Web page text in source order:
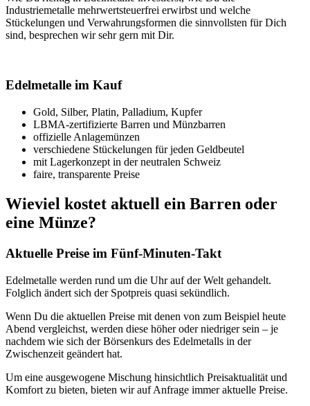
Industriemetalle mehrwertsteuerfrei erwirbst und welche
Stückelungen und Verwahrungsformen die sinnvollsten für Dich
sind, besprechen wir sehr gern mit Dir.
Edelmetalle im Kauf
Gold, Silber, Platin, Palladium, Kupfer
LBMA-zertifizierte Barren und Münzbarren
offizielle Anlagemünzen
verschiedene Stückelungen für jeden Geldbeutel
mit Lagerkonzept in der neutralen Schweiz
faire, transparente Preise
Wieviel kostet aktuell ein Barren oder
eine Münze?
Aktuelle Preise im Fünf-Minuten-Takt
Edelmetalle werden rund um die Uhr auf der Welt gehandelt.
Folglich ändert sich der Spotpreis quasi sekündlich.
Wenn Du die aktuellen Preise mit denen von zum Beispiel heute
Abend vergleichst, werden diese höher oder niedriger sein – je
nachdem wie sich der Börsenkurs des Edelmetalls in der
Zwischenzeit geändert hat.
Um eine ausgewogene Mischung hinsichtlich Preisaktualität und
Komfort zu bieten, bieten wir auf Anfrage immer aktuelle Preise.